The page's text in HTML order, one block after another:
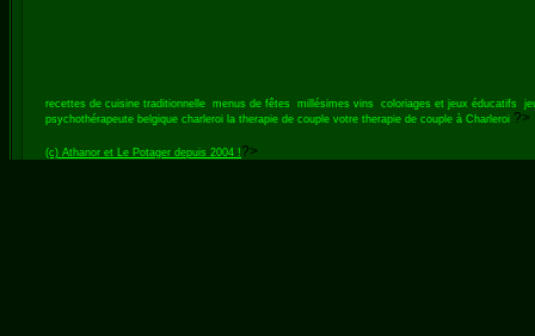
recettes de cuisine traditionnelle menus de fêtes millésimes vins coloriages et jeux éducatifs
psychothérapeute belgique charleroi la therapie de couple votre therapie de couple à Charleroi ?>
(c) Athanor et Le Potager depuis 2004 ! ?>